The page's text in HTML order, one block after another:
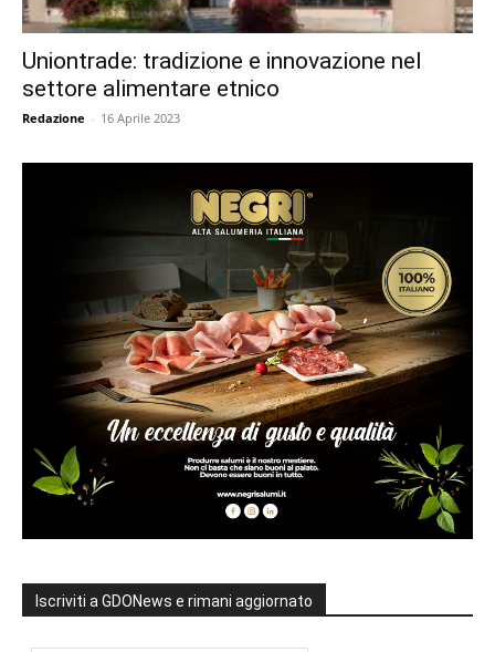
Uniontrade: tradizione e innovazione nel
settore alimentare etnico
Redazione - 16 Aprile 2023
Iscriviti a GDONews e rimani aggiornato